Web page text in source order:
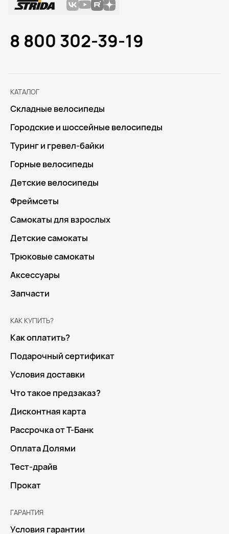
КАТАЛОГ
Складные велосипеды
Городские и шоссейные велосипеды
Туринг и гревел-байки
Горные велосипеды
Детские велосипеды
Фреймсеты
Самокаты для взрослых
Детские самокаты
Трюковые самокаты
Аксессуары
Запчасти
КАК КУПИТЬ?
Как оплатить?
Подарочный сертификат
Условия доставки
Что такое предзаказ?
Дисконтная карта
Рассрочка от Т-Банк
Оплата Долями
Тест-драйв
Прокат
ГАРАНТИЯ
Условия гарантии
8 800 302-39-19